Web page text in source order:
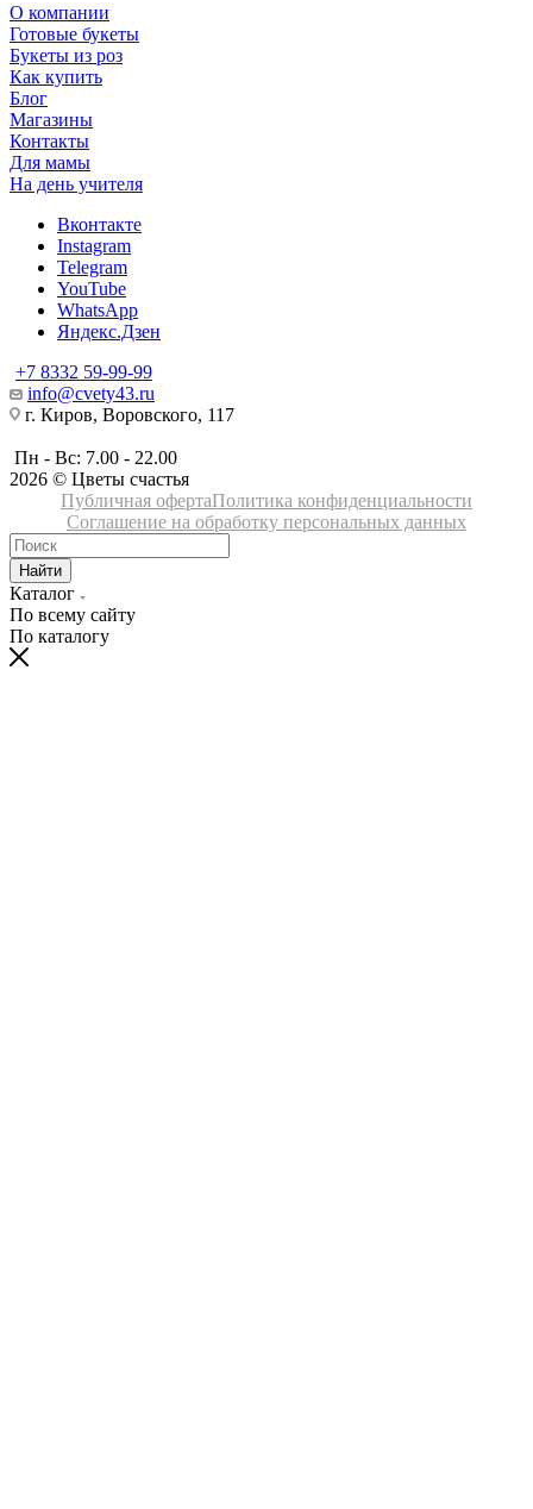
О компании
Готовые букеты
Букеты из роз
Как купить
Блог
Магазины
Контакты
Для мамы
На день учителя
Вконтакте
Instagram
Telegram
YouTube
WhatsApp
Яндекс.Дзен
+7 8332 59-99-99
info@cvety43.ru
г. Киров, Воровского, 117
Пн - Вс: 7.00 - 22.00
2026 © Цветы счастья
Публичная офертаПолитика конфиденциальности
Соглашение на обработку персональных данных
Найти
Каталог
По всему сайту
По каталогу